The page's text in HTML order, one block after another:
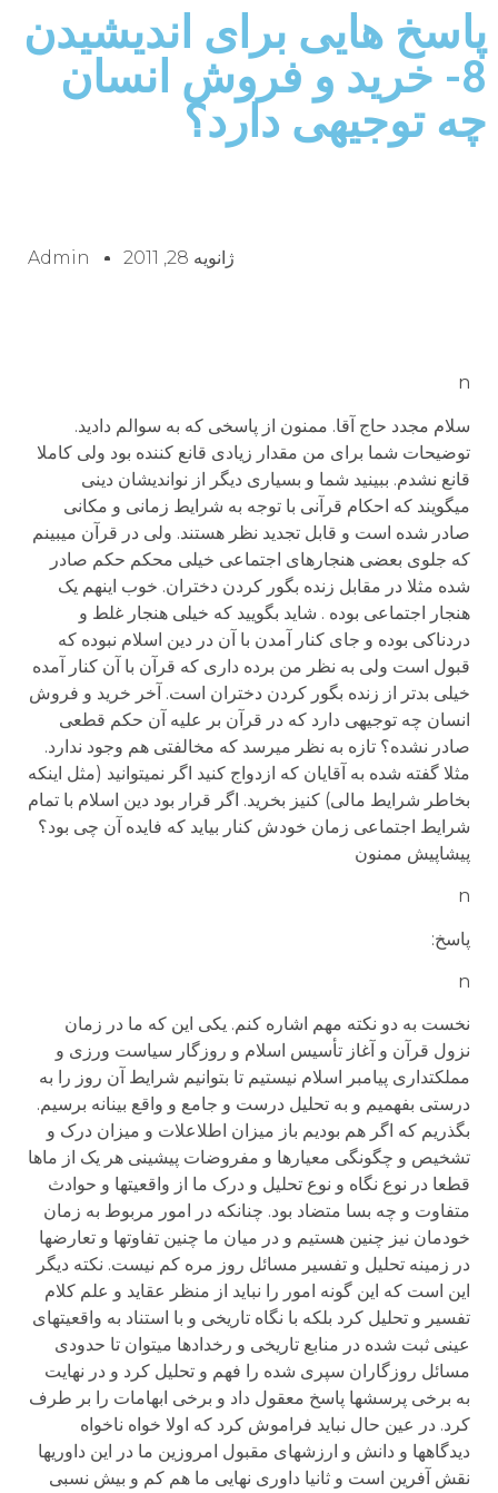
پاسخ هایی برای اندیشیدن
8- خرید و فروش انسان
چه توجیهی دارد؟
ژانویه 28, 2011 Admin
n
سلام مجدد حاج آقا. ممنون از پاسخی که به سوالم دادید.
توضیحات شما برای من مقدار زیادی قانع کننده بود ولی کاملا
قانع نشدم. ببینید شما و بسیاری دیگر از نواندیشان دینی
میگویند که احکام قرآنی با توجه به شرایط زمانی و مکانی
صادر شده است و قابل تجدید نظر هستند. ولی در قرآن میبینم
که جلوی بعضی هنجارهای اجتماعی خیلی محکم حکم صادر
شده مثلا در مقابل زنده بگور کردن دختران. خوب اینهم یک
هنجار اجتماعی بوده . شاید بگویید که خیلی هنجار غلط و
دردناکی بوده و جای کنار آمدن با آن در دین اسلام نبوده که
قبول است ولی به نظر من برده داری که قرآن با آن کنار آمده
خیلی بدتر از زنده بگور کردن دختران است. آخر خرید و فروش
انسان چه توجیهی دارد که در قرآن بر علیه آن حکم قطعی
صادر نشده؟ تازه به نظر میرسد که مخالفتی هم وجود ندارد.
مثلا گفته شده به آقایان که ازدواج کنید اگر نمیتوانید (مثل اینکه
بخاطر شرایط مالی) کنیز بخرید. اگر قرار بود دین اسلام با تمام
شرایط اجتماعی زمان خودش کنار بیاید که فایده آن چی بود؟
پیشاپیش ممنون
n
پاسخ:
n
نخست به دو نکته مهم اشاره کنم. یکی این که ما در زمان
نزول قرآن و آغاز تأسیس اسلام و روزگار سیاست ورزی و
مملکت­داری پیامبر اسلام نیستیم تا بتوانیم شرایط آن روز را به
درستی بفهمیم و به تحلیل درست و جامع و واقع بینانه برسیم.
بگذریم که اگر هم بودیم باز میزان اطلاعلات و میزان درک و
تشخیص و چگونگی معیارها و مفروضات پیشینی هر یک از ماها
قطعا در نوع نگاه و نوع تحلیل و درک ما از واقعیت­ها و حوادث
متفاوت و چه بسا متضاد بود. چنانکه در امور مربوط به زمان
خودمان نیز چنین هستیم و در میان ما چنین تفاوت­ها و تعارض­ها
در زمینه تحلیل و تفسیر مسائل روز مره کم نیست. نکته دیگر
این است که این گونه امور را نباید از منظر عقاید و علم کلام
تفسیر و تحلیل کرد بلکه با نگاه تاریخی و با استناد به واقعیت­های
عینی ثبت شده در منابع تاریخی و رخدادها می­توان تا حدودی
مسائل روزگاران سپری شده را فهم و تحلیل کرد و در نهایت
به برخی پرسش­ها پاسخ معقول داد و برخی ابهامات را بر طرف
کرد. در عین حال نباید فراموش کرد که اولا خواه ناخواه
دیدگاهها و دانش و ارزش­های مقبول امروزین ما در این داوری­ها
نقش آفرین است و ثانیا داوری نهایی ما هم کم و بیش نسبی